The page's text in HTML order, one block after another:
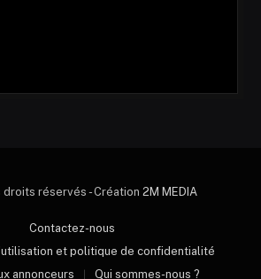
réservés - Création 2M MEDIA
Contactez-nous
et politique de confidentialité
annonceurs
Qui sommes-nous ?